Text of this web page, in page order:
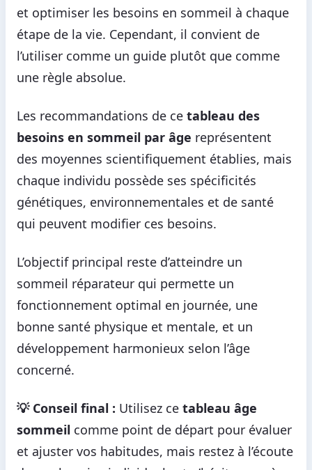
et optimiser les besoins en sommeil à chaque
étape de la vie. Cependant, il convient de
l’utiliser comme un guide plutôt que comme
une règle absolue.
Les recommandations de ce tableau des
besoins en sommeil par âge représentent
des moyennes scientifiquement établies, mais
chaque individu possède ses spécificités
génétiques, environnementales et de santé
qui peuvent modifier ces besoins.
L’objectif principal reste d’atteindre un
sommeil réparateur qui permette un
fonctionnement optimal en journée, une
bonne santé physique et mentale, et un
développement harmonieux selon l’âge
concerné.
💡 Conseil final : Utilisez ce tableau âge
sommeil comme point de départ pour évaluer
et ajuster vos habitudes, mais restez à l’écoute